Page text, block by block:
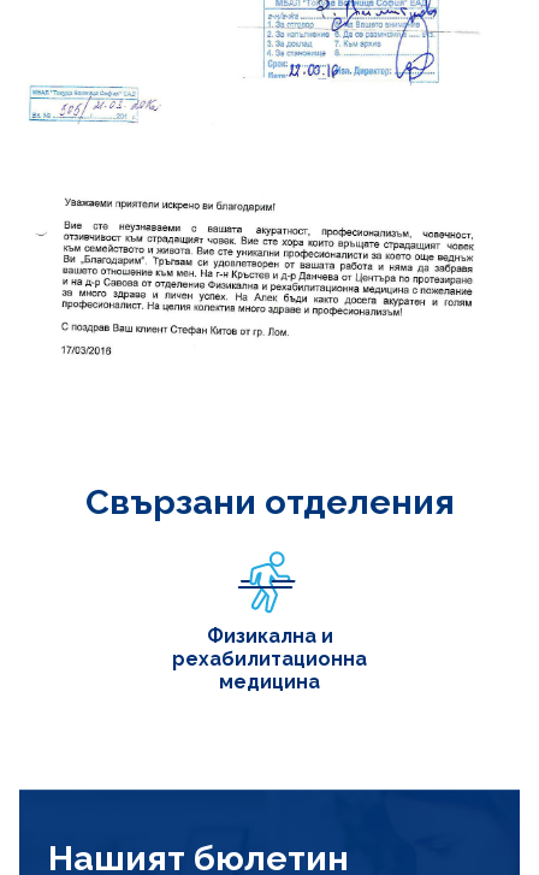
Свързани отделения
Физикална и
рехабилитационна
медицина
Нашият бюлетин